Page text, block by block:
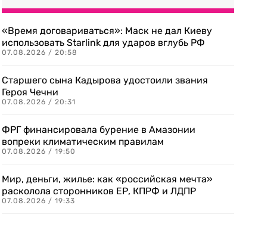
«Время договариваться»: Маск не дал Киеву
использовать Starlink для ударов вглубь РФ
07.08.2026 / 20:58
Старшего сына Кадырова удостоили звания
Героя Чечни
07.08.2026 / 20:31
ФРГ финансировала бурение в Амазонии
вопреки климатическим правилам
07.08.2026 / 19:50
Мир, деньги, жилье: как «российская мечта»
расколола сторонников ЕР, КПРФ и ЛДПР
07.08.2026 / 19:33